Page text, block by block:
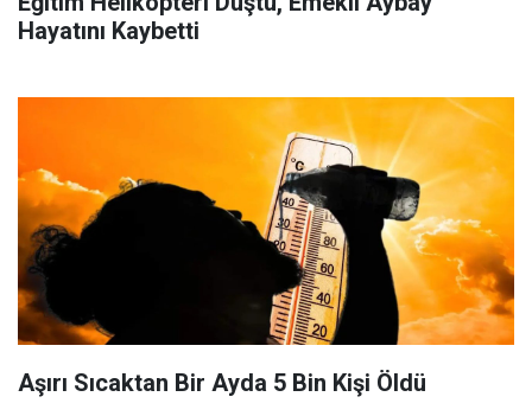
Hayatını Kaybetti
Aşırı Sıcaktan Bir Ayda 5 Bin Kişi Öldü